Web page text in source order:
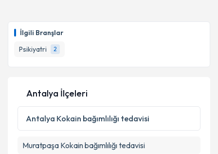
İlgili Branşlar
Psikiyatri
2
almanız için bir takvim hazırlandığında e-posta ile
bilgilendireceğiz.
E-posta Adresiniz
Kişisel verilerimin işlenmesine ilişkin
Metni'ni okudum ve kişisel verilerimin belirtilen
Antalya İlçeleri
Antalya Kokain bağımlılığı tedavisi
Muratpaşa Kokain bağımlılığı tedavisi